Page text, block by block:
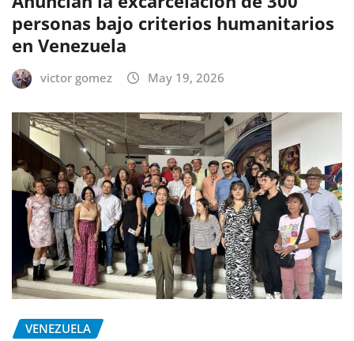
personas bajo criterios humanitarios
en Venezuela
victor gomez May 19, 2026
VENEZUELA